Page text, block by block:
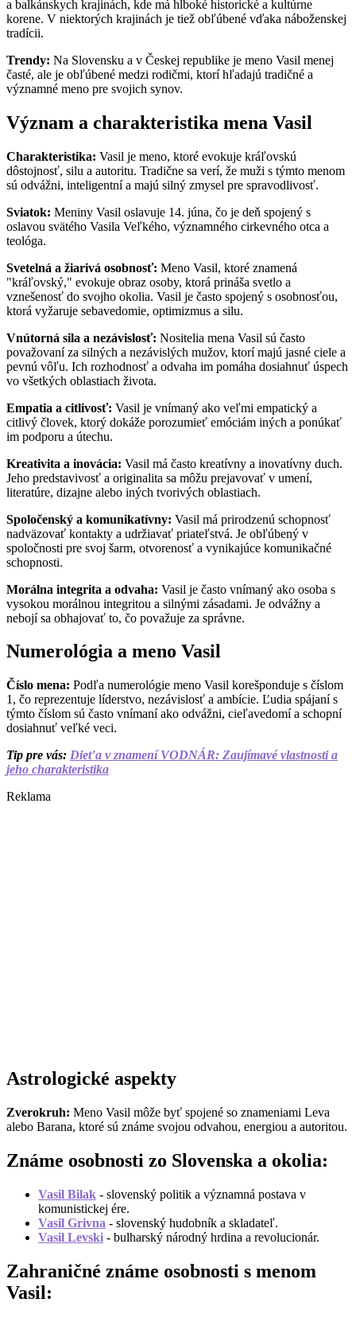
a balkánskych krajinách, kde má hlboké historické a kultúrne
korene. V niektorých krajinách je tiež obľúbené vďaka náboženskej
tradícii.
Trendy: Na Slovensku a v Českej republike je meno Vasil menej
časté, ale je obľúbené medzi rodičmi, ktorí hľadajú tradičné a
významné meno pre svojich synov.
Význam a charakteristika mena Vasil
Charakteristika: Vasil je meno, ktoré evokuje kráľovskú
dôstojnosť, silu a autoritu. Tradične sa verí, že muži s týmto menom
sú odvážni, inteligentní a majú silný zmysel pre spravodlivosť.
Sviatok: Meniny Vasil oslavuje 14. júna, čo je deň spojený s
oslavou svätého Vasila Veľkého, významného cirkevného otca a
teológa.
Svetelná a žiarivá osobnosť: Meno Vasil, ktoré znamená
"kráľovský," evokuje obraz osoby, ktorá prináša svetlo a
vznešenosť do svojho okolia. Vasil je často spojený s osobnosťou,
ktorá vyžaruje sebavedomie, optimizmus a silu.
Vnútorná sila a nezávislosť: Nositelia mena Vasil sú často
považovaní za silných a nezávislých mužov, ktorí majú jasné ciele a
pevnú vôľu. Ich rozhodnosť a odvaha im pomáha dosiahnuť úspech
vo všetkých oblastiach života.
Empatia a citlivosť: Vasil je vnímaný ako veľmi empatický a
citlivý človek, ktorý dokáže porozumieť emóciám iných a ponúkať
im podporu a útechu.
Kreativita a inovácia: Vasil má často kreatívny a inovatívny duch.
Jeho predstavivosť a originalita sa môžu prejavovať v umení,
literatúre, dizajne alebo iných tvorivých oblastiach.
Spoločenský a komunikatívny: Vasil má prirodzenú schopnosť
nadväzovať kontakty a udržiavať priateľstvá. Je obľúbený v
spoločnosti pre svoj šarm, otvorenosť a vynikajúce komunikačné
schopnosti.
Morálna integrita a odvaha: Vasil je často vnímaný ako osoba s
vysokou morálnou integritou a silnými zásadami. Je odvážny a
nebojí sa obhajovať to, čo považuje za správne.
Numerológia a meno Vasil
Číslo mena: Podľa numerológie meno Vasil korešponduje s číslom
1, čo reprezentuje líderstvo, nezávislosť a ambície. Ľudia spájaní s
týmto číslom sú často vnímaní ako odvážni, cieľavedomí a schopní
dosiahnuť veľké veci.
Tip pre vás: Dieťa v znamení VODNÁR: Zaujímavé vlastnosti a
jeho charakteristika
Reklama
Astrologické aspekty
Zverokruh: Meno Vasil môže byť spojené so znameniami Leva
alebo Barana, ktoré sú známe svojou odvahou, energiou a autoritou.
Známe osobnosti zo Slovenska a okolia:
Vasil Bilak - slovenský politik a významná postava v
komunistickej ére.
Vasil Grivna - slovenský hudobník a skladateľ.
Vasil Levski - bulharský národný hrdina a revolucionár.
Zahraničné známe osobnosti s menom
Vasil: